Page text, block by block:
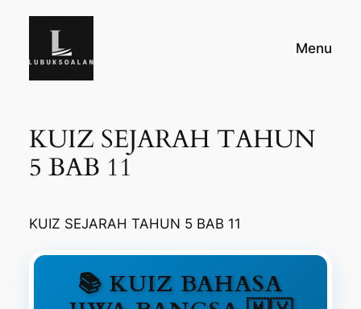
Menu
KUIZ SEJARAH TAHUN
5 BAB 11
KUIZ SEJARAH TAHUN 5 BAB 11
📚 KUIZ BAHASA